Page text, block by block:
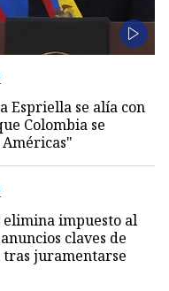
Espriella se alía con
Colombia se
elimina impuesto al
claves de
tras juramentarse